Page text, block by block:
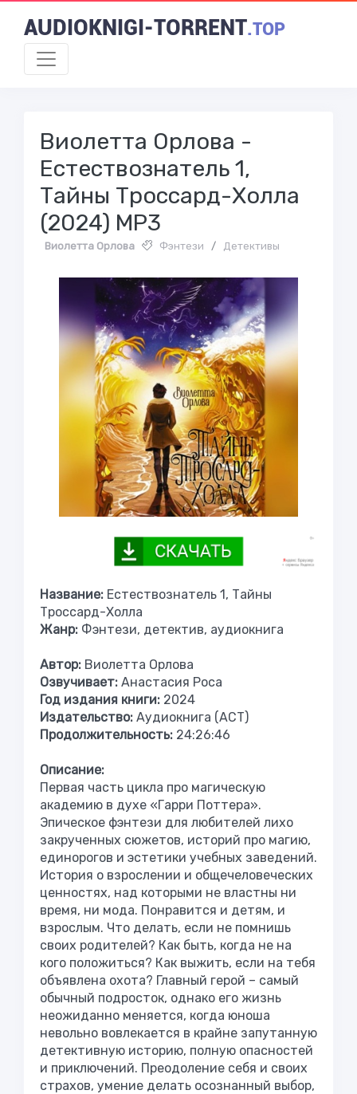
AUDIOKNIGI-TORRENT.TOP
Виолетта Орлова -
Естествознатель 1,
Тайны Троссард-Холла
(2024) МР3
Виолетта Орлова Фэнтези / Детективы
Название: Естествознатель 1, Тайны
Троссард-Холла
Жанр: Фэнтези, детектив, аудиокнига
Автор: Виолетта Орлова
Озвучивает: Анастасия Роса
Год издания книги: 2024
Издательство: Аудиокнига (АСТ)
Продолжительность: 24:26:46
Описание:
Первая часть цикла про магическую
академию в духе «Гарри Поттера».
Эпическое фэнтези для любителей лихо
закрученных сюжетов, историй про магию,
единорогов и эстетики учебных заведений.
История о взрослении и общечеловеческих
ценностях, над которыми не властны ни
время, ни мода. Понравится и детям, и
взрослым. Что делать, если не помнишь
своих родителей? Как быть, когда не на
кого положиться? Как выжить, если на тебя
объявлена охота? Главный герой – самый
обычный подросток, однако его жизнь
неожиданно меняется, когда юноша
невольно вовлекается в крайне запутанную
детективную историю, полную опасностей
и приключений. Преодоление себя и своих
страхов, умение делать осознанный выбор,